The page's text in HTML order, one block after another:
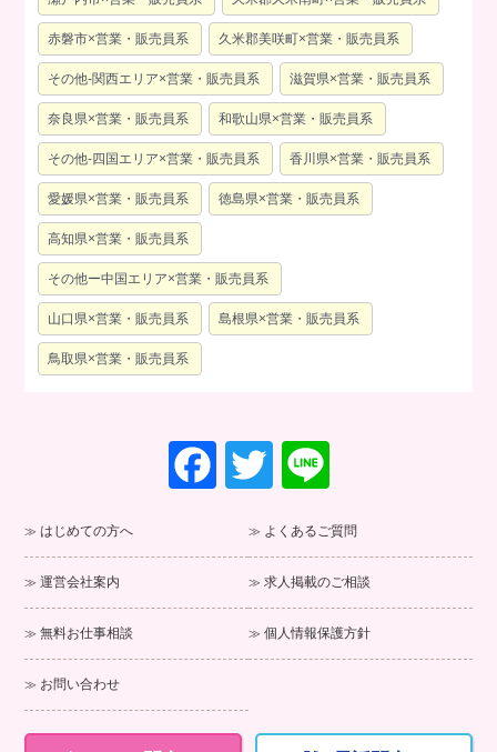
赤磐市×営業・販売員系 久米郡美咲町×営業・販売員系
その他-関西エリア×営業・販売員系 滋賀県×営業・販売員系
奈良県×営業・販売員系 和歌山県×営業・販売員系
その他-四国エリア×営業・販売員系 香川県×営業・販売員系
愛媛県×営業・販売員系 徳島県×営業・販売員系
高知県×営業・販売員系
その他ー中国エリア×営業・販売員系
山口県×営業・販売員系 島根県×営業・販売員系
鳥取県×営業・販売員系
F
a
e
b
o
k
T
wi
tt
er
e
はじめての方へ よくあるご質問
運営会社案内 求人掲載のご相談
無料お仕事相談 個人情報保護方針
お問い合わせ